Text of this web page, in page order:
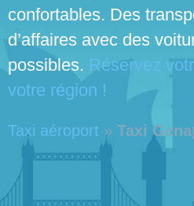
confortables. Des
d’affaires avec des
possibles. Réservez
votre région !
Taxi aéroport » Taxi